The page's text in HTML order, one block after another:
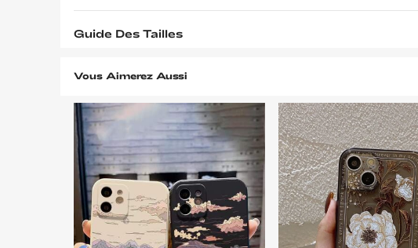
Guide Des Tailles
Vous Aimerez Aussi